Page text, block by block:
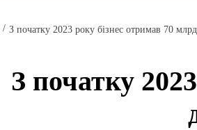
З початку 2023 року бізнес отримав 70
З початку